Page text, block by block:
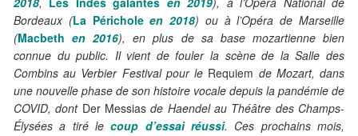
Bordeaux (La Péricholeen 2018) ou à l’Opéra de Marseille
(Macbeth en 2016), en plus de sa base mozartienne bien
connue du public. Il vient de fouler la scène de la Salle des
Combins au Verbier Festival pour le Requiem de Mozart, dans
une nouvelle phase de son histoire vocale depuis la pandémie de
COVID, dont Der Messiasde Haendel au Théâtre des Champs-
Élysées a tiré lecoup d’essai réussi. Ces prochains mois,